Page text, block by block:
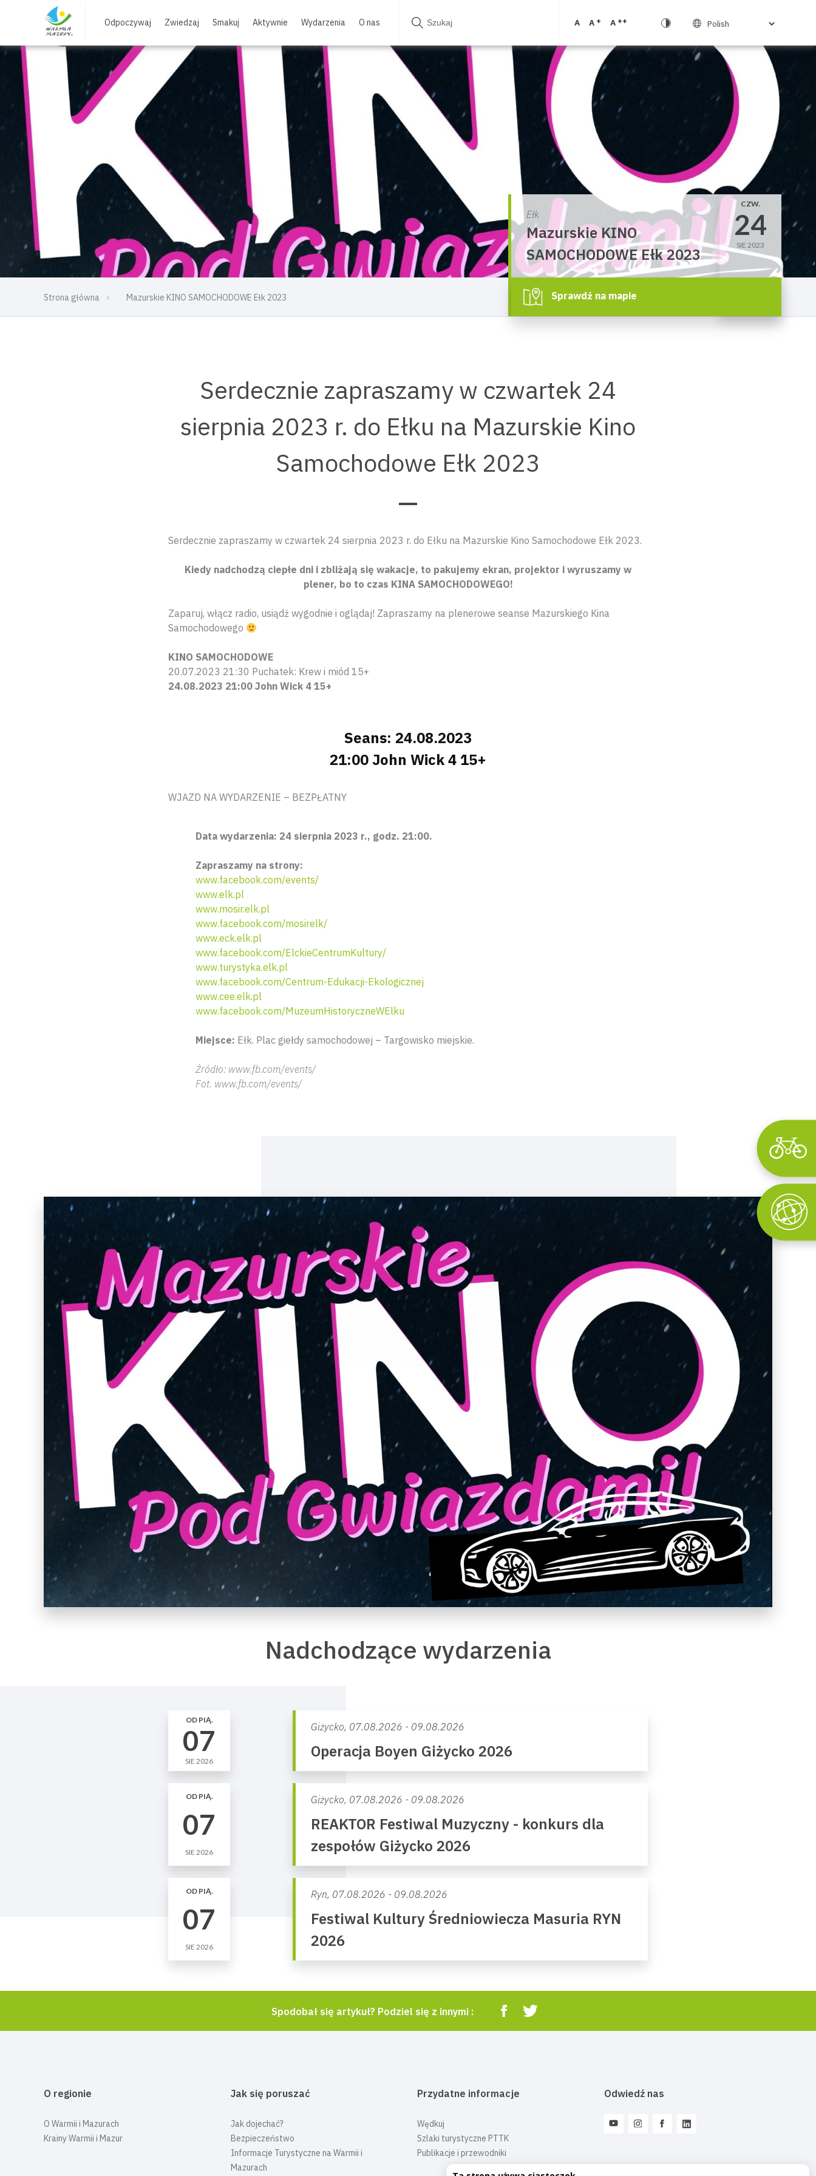
Odpoczywaj Zwiedzaj Smakuj Aktywnie Wydarzenia O nas A A + A ++
Strona główna Mazurskie KINO SAMOCHODOWE Ełk 2023
Ełk
Mazurskie KINO
SAMOCHODOWE Ełk 2023
CZW.
24
SIE 2023
Sprawdź na mapie
Serdecznie zapraszamy w czwartek 24
sierpnia 2023 r. do Ełku na Mazurskie Kino
Samochodowe Ełk 2023
Serdecznie zapraszamy w czwartek 24 sierpnia 2023 r. do Ełku na Mazurskie Kino Samochodowe Ełk 2023.
Kiedy nadchodzą ciepłe dni i zbliżają się wakacje, to pakujemy ekran, projektor i wyruszamy w
plener, bo to czas KINA SAMOCHODOWEGO!
Zaparuj, włącz radio, usiądź wygodnie i oglądaj! Zapraszamy na plenerowe seanse Mazurskiego Kina
Samochodowego
KINO SAMOCHODOWE
20.07.2023 21:30 Puchatek: Krew i miód 15+
24.08.2023 21:00 John Wick 4 15+
Seans: 24.08.2023
21:00 John Wick 4 15+
WJAZD NA WYDARZENIE – BEZPŁATNY
Data wydarzenia: 24 sierpnia 2023 r., godz. 21:00.
Zapraszamy na strony:
www.facebook.com/events/
www.elk.pl
www.mosir.elk.pl
www.facebook.com/mosirelk/
www.eck.elk.pl
www.facebook.com/ElckieCentrumKultury/
www.turystyka.elk.pl
www.facebook.com/Centrum-Edukacji-Ekologicznej
www.cee.elk.pl
www.facebook.com/MuzeumHistoryczneWElku
Miejsce: Ełk. Plac giełdy samochodowej – Targowisko miejskie.
Źródło: www.fb.com/events/
Fot. www.fb.com/events/
Nadchodzące wydarzenia
OD PIĄ.
07
SIE 2026
Giżycko, 07.08.2026 - 09.08.2026
Operacja Boyen Giżycko 2026
OD PIĄ.
07
SIE 2026
Giżycko, 07.08.2026 - 09.08.2026
REAKTOR Festiwal Muzyczny - konkurs dla
zespołów Giżycko 2026
OD PIĄ.
07
SIE 2026
Ryn, 07.08.2026 - 09.08.2026
Festiwal Kultury Średniowiecza Masuria RYN
2026
Spodobał się artykuł? Podziel się z innymi :
O regionie
O Warmii i Mazurach
Krainy Warmii i Mazur
Jak się poruszać
Jak dojechać?
Bezpieczeństwo
Informacje Turystyczne na Warmii i
Mazurach
Przydatne informacje
Wędkuj
Szlaki turystyczne PTTK
Publikacje i przewodniki
Odwiedź nas
Wyszukaj